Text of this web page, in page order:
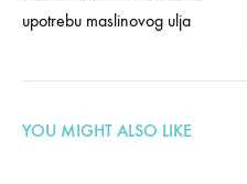
navigation
upotrebu maslinovog ulja
YOU MIGHT ALSO LIKE